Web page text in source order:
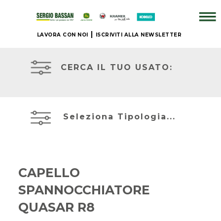
LAVORA CON NOI ISCRIVITI ALLA NEWSLETTER
NUOVO
NOSTRO
USATO
CERCA IL TUO USATO:
Seleziona Tipologia...
CAPELLO
SPANNOCCHIATORE
QUASAR R8
TELESCOPICI
ESCAVATORI